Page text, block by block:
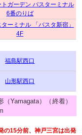
ガーデン バスターミナル
6番のりば
ーミナル 「バスタ新宿」
4F
福島駅西口
山形駅西口
Yamagata）（終着）
の15分前、神戸三宮は出発